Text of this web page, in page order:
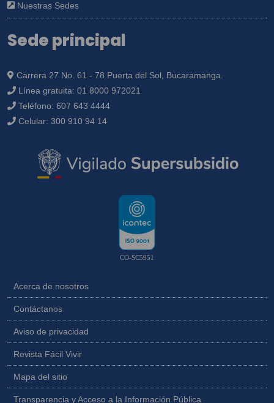
Nuestras Sedes
Sede principal
Carrera 27 No. 61 - 78 Puerta del Sol, Bucaramanga.
Línea gratuita: 01 8000 972021
Teléfono: 607 643 4444
Celular: 300 910 94 14
CO-SC5951
Acerca de nosotros
Contáctanos
Aviso de privacidad
Revista Fácil Vivir
Mapa del sitio
Transparencia y Acceso a la Información Pública